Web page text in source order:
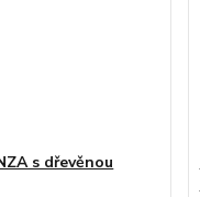
s dřevěnou